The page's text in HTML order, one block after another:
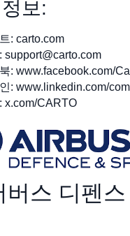
보:
: carto.com
support@carto.com
: www.facebook.com/
: www.linkedin.com/
x.com/CARTO
버스 디펜